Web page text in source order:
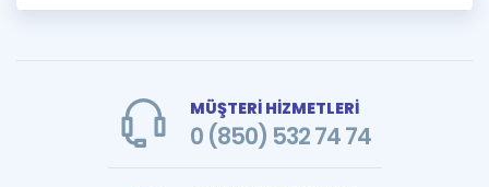
MÜŞTERİ HİZMETLERİ
0 (850) 532 74 74